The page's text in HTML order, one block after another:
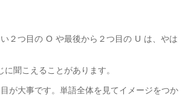
２つ目の O や最後から２つ目の U は、やは
聞こえることがあります。
が大事です。単語全体を見てイメージをつか